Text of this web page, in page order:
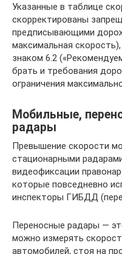
Указанные в таблице
скорректированы
предписывающими
максимальная
знаком 6.2
брать и требования
ограничения
Мобильные,
радары
Превышение скорости
стационарными
видеофиксации
которые повседневно
инспекторы ГИБДД
Переносные радары —
можно измерять
автомобилей, стоя на